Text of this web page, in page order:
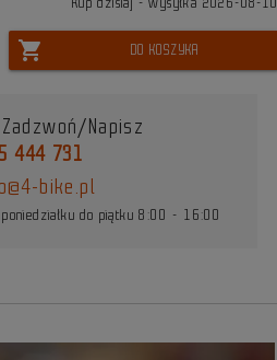
shopping_cart DO KOSZYKA
Napisz
444 731
bike.pl
do piątku 8:00 - 16:00